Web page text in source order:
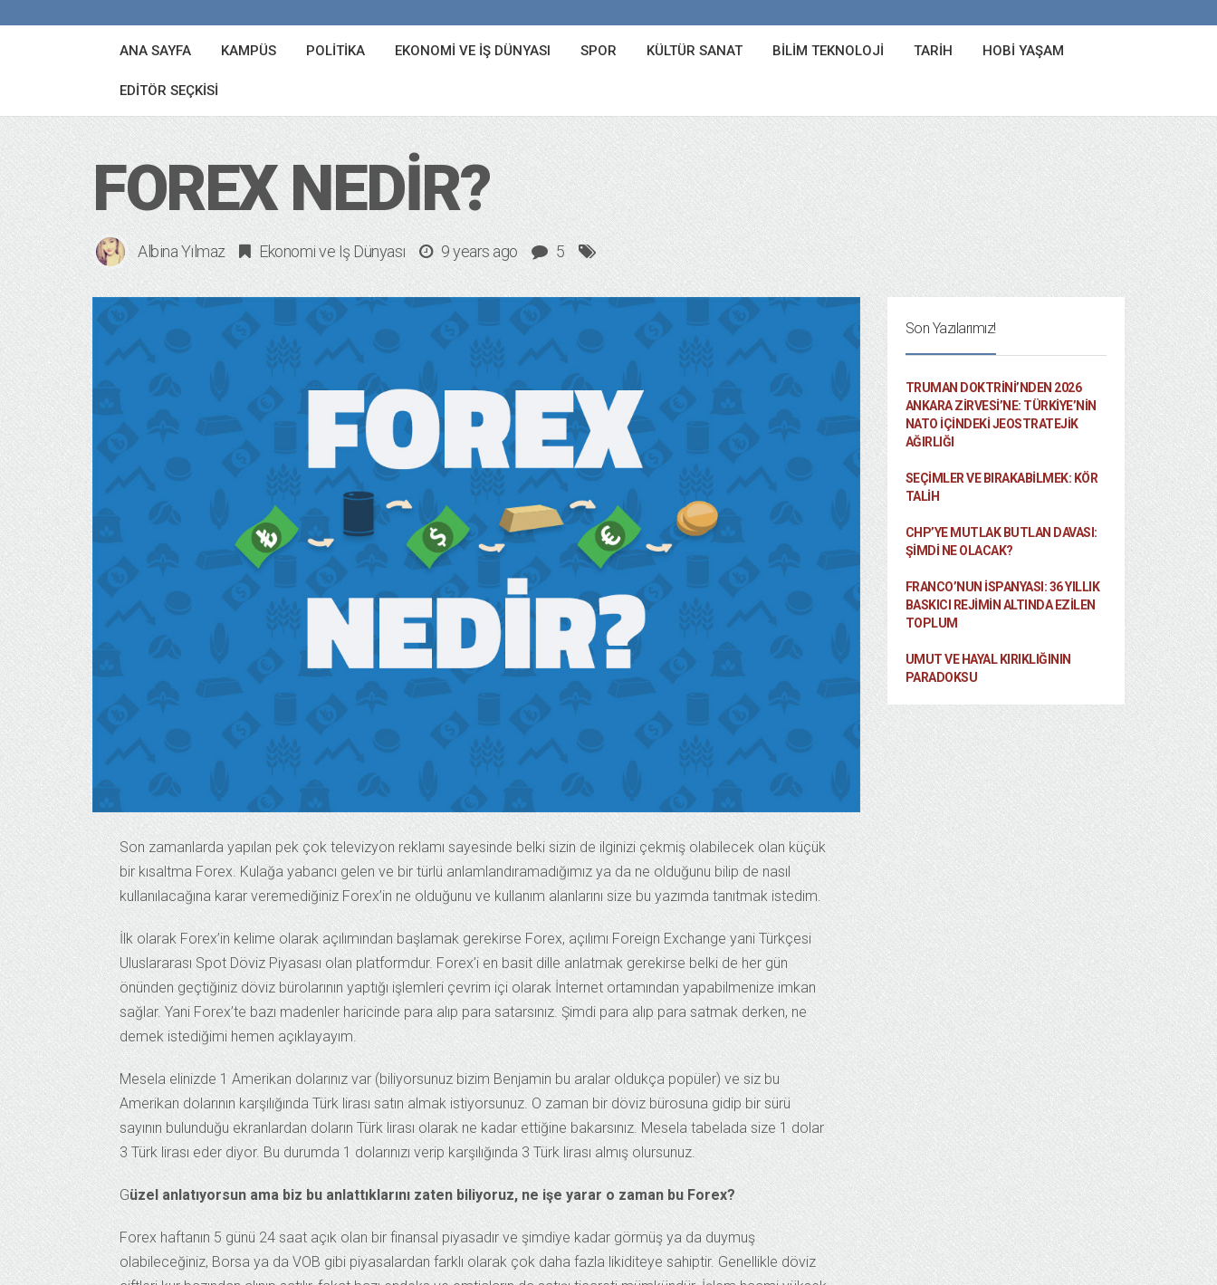
ANA SAYFA KAMPÜS POLITIKA EKONOMI VE İŞ DÜNYASI SPOR KÜLTÜR SANAT BILIM TEKNOLOJI TARIH HOBI YAŞAM
EDITÖR SEÇKISI
FOREX NEDIR?
Albina Yılmaz Ekonomi ve Iş Dünyası 9 years ago 5
Son zamanlarda yapılan pek çok televizyon reklamı sayesinde belki sizin de ilginizi çekmiş olabilecek olan küçük
bir kısaltma Forex. Kulağa yabancı gelen ve bir türlü anlamlandıramadığımız ya da ne olduğunu bilip de nasıl
kullanılacağına karar veremediğiniz Forex’in ne olduğunu ve kullanım alanlarını size bu yazımda tanıtmak istedim.
İlk olarak Forex’in kelime olarak açılımından başlamak gerekirse Forex, açılımı Foreign Exchange yani Türkçesi
Uluslararası Spot Döviz Piyasası olan platformdur. Forex’i en basit dille anlatmak gerekirse belki de her gün
önünden geçtiğiniz döviz bürolarının yaptığı işlemleri çevrim içi olarak İnternet ortamından yapabilmenize imkan
sağlar. Yani Forex’te bazı madenler haricinde para alıp para satarsınız. Şimdi para alıp para satmak derken, ne
demek istediğimi hemen açıklayayım.
Mesela elinizde 1 Amerikan dolarınız var (biliyorsunuz bizim Benjamin bu aralar oldukça popüler) ve siz bu
Amerikan dolarının karşılığında Türk lirası satın almak istiyorsunuz. O zaman bir döviz bürosuna gidip bir sürü
sayının bulunduğu ekranlardan doların Türk lirası olarak ne kadar ettiğine bakarsınız. Mesela tabelada size 1 dolar
3 Türk lirası eder diyor. Bu durumda 1 dolarınızı verip karşılığında 3 Türk lirası almış olursunuz.
Güzel anlatıyorsun ama biz bu anlattıklarını zaten biliyoruz, ne işe yarar o zaman bu Forex?
Forex haftanın 5 günü 24 saat açık olan bir finansal piyasadır ve şimdiye kadar görmüş ya da duymuş
olabileceğiniz, Borsa ya da VOB gibi piyasalardan farklı olarak çok daha fazla likiditeye sahiptir. Genellikle döviz
Son Yazılarımız!
TRUMAN DOKTRINI’NDEN 2026
ANKARA ZIRVESI’NE: TÜRKIYE’NIN
NATO İÇINDEKI JEOSTRATEJIK
AĞIRLIĞI
SEÇIMLER VE BIRAKABILMEK: KÖR
TALIH
CHP’YE MUTLAK BUTLAN DAVASI:
ŞİMDİ NE OLACAK?
FRANCO’NUN İSPANYASI: 36 YILLIK
BASKICI REJIMIN ALTINDA EZILEN
TOPLUM
UMUT VE HAYAL KIRIKLIĞININ
PARADOKSU